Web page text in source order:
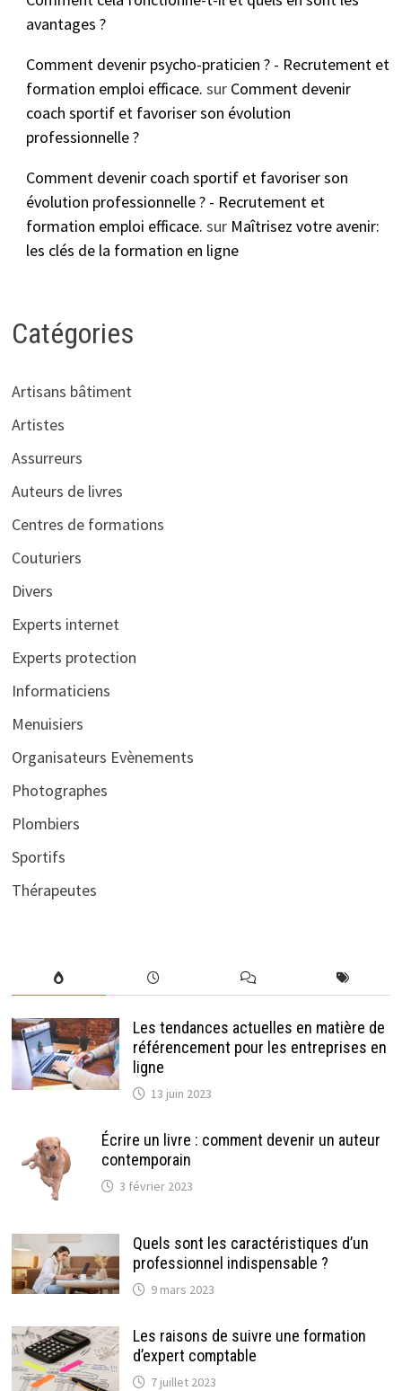
avantages ?
Comment devenir psycho-praticien ? - Recrutement et
formation emploi efficace. sur Comment devenir
coach sportif et favoriser son évolution
professionnelle ?
Comment devenir coach sportif et favoriser son
évolution professionnelle ? - Recrutement et
formation emploi efficace. sur Maîtrisez votre avenir:
les clés de la formation en ligne
Catégories
Artisans bâtiment
Artistes
Assurreurs
Auteurs de livres
Centres de formations
Couturiers
Divers
Experts internet
Experts protection
Informaticiens
Menuisiers
Organisateurs Evènements
Photographes
Plombiers
Sportifs
Thérapeutes
Les tendances actuelles en matière de
référencement pour les entreprises en
ligne
13 juin 2023
Écrire un livre : comment devenir un auteur
contemporain
3 février 2023
Quels sont les caractéristiques d’un
professionnel indispensable ?
9 mars 2023
Les raisons de suivre une formation
d’expert comptable
7 juillet 2023